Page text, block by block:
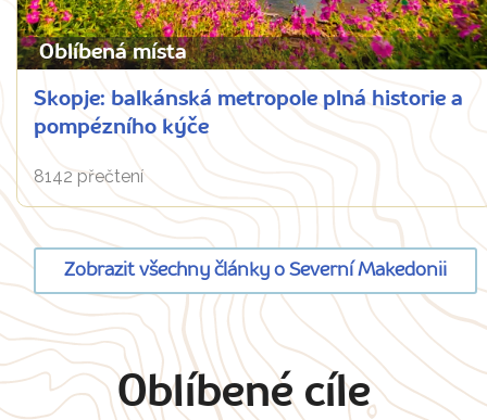
Oblíbená místa
Skopje: balkánská metropole plná historie a
pompézního kýče
8142 přečtení
Zobrazit všechny články o Severní Makedonii
Oblíbené cíle